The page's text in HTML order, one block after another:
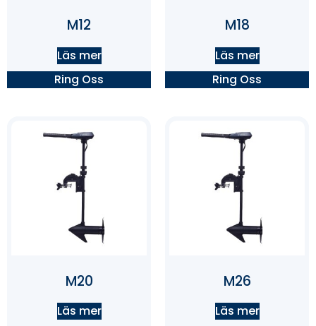
M12
Läs mer
Ring Oss
M18
Läs mer
Ring Oss
M20
Läs mer
M26
Läs mer